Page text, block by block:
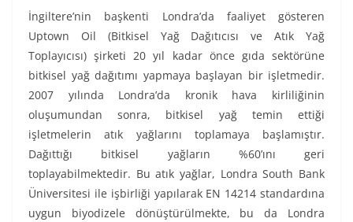
İngiltere’nin başkenti Londra’da faaliyet gösteren
Uptown Oil (Bitkisel Yağ Dağıtıcısı ve Atık Yağ
Toplayıcısı) şirketi 20 yıl kadar önce gıda sektörüne
bitkisel yağ dağıtımı yapmaya başlayan bir işletmedir.
2007 yılında Londra’da kronik hava kirliliğinin
oluşumundan sonra, bitkisel yağ temin ettiği
işletmelerin atık yağlarını toplamaya başlamıştır.
Dağıttığı bitkisel yağların %60’ını geri
toplayabilmektedir. Bu atık yağlar, Londra South Bank
Üniversitesi ile işbirliği yapılarak EN 14214 standardına
uygun biyodizele dönüştürülmekte, bu da Londra